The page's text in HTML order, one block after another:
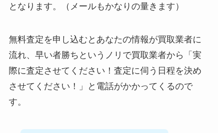
となります。（メールもかなりの量きます）
無料査定を申し込むとあなたの情報が買取業者に
流れ、早い者勝ちというノリで買取業者から「実
際に査定させてください！査定に伺う日程を決め
させてください！」と電話がかかってくるので
す。